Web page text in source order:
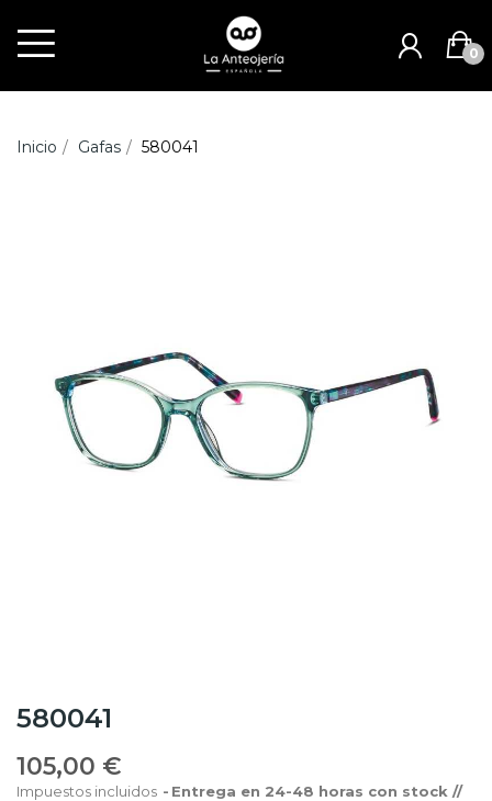
0
Inicio Gafas 580041
580041
105,00 €
Impuestos incluidos
Entrega en 24-48 horas con stock //